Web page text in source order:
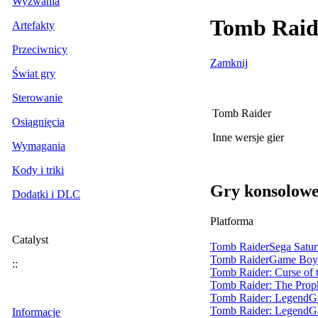
Artefakty
Przeciwnicy
Świat gry
Sterowanie
Osiągnięcia
Wymagania
Kody i triki
Dodatki i DLC
Catalyst
::
Informacje
Tomb
Zamknij
Tomb Raider
Inne wersje gier
się poza głównym
szczegółowo opisana i
stylistyce. To jedyne
pełnoprawne tytuły z
Gry konsolowe
Platforma
Tomb RaiderSega
Tomb RaiderGame
Tomb Raider: Curse of
Tomb Raider: The
Tomb Raider: Legend
Tomb Raider: Legend